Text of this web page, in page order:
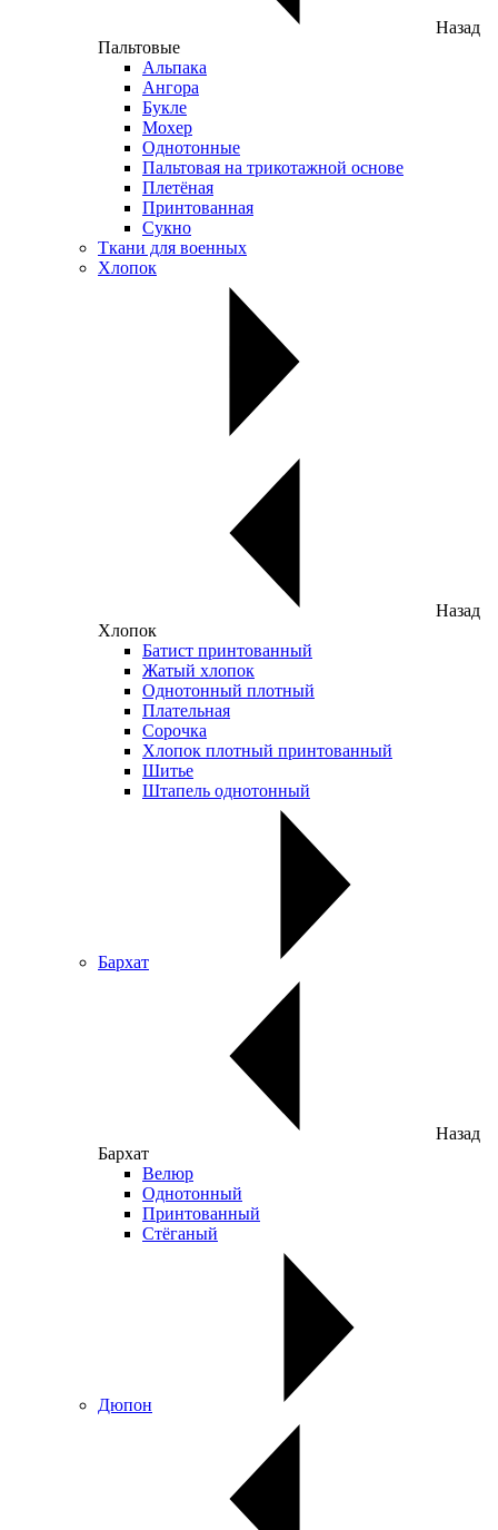
Назад
Пальтовые
Альпака
Ангора
Букле
Мохер
Однотонные
Пальтовая на трикотажной основе
Плетёная
Принтованная
Сукно
Ткани для военных
Хлопок
Назад
Хлопок
Батист принтованный
Жатый хлопок
Однотонный плотный
Плательная
Сорочка
Хлопок плотный принтованный
Шитье
Штапель однотонный
Бархат
Назад
Бархат
Велюр
Однотонный
Принтованный
Стёганый
Дюпон